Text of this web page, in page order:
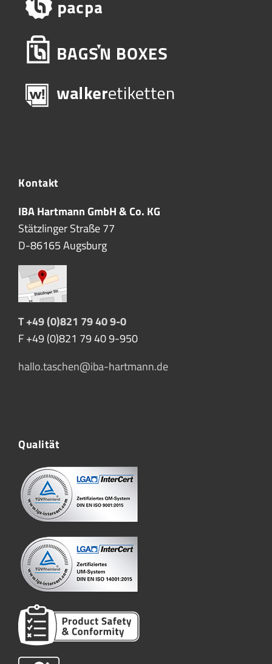
Kontakt
IBA Hartmann GmbH & Co. KG
Stätzlinger Straße 77
D-86165 Augsburg
T +49 (0)821 79 40 9-0
F +49 (0)821 79 40 9-950
hallo.taschen@iba-hartmann.de
Qualität